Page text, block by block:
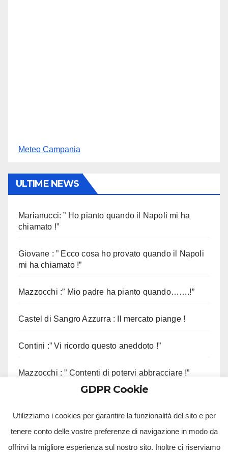
Meteo Campania
ULTIME NEWS
Marianucci: ” Ho pianto quando il Napoli mi ha
chiamato !”
Giovane : ” Ecco cosa ho provato quando il Napoli
mi ha chiamato !”
Mazzocchi :” Mio padre ha pianto quando…….!”
Castel di Sangro Azzurra : Il mercato piange !
Contini :” Vi ricordo questo aneddoto !”
Mazzocchi : ” Contenti di potervi abbracciare !”
GDPR Cookie
Utilizziamo i cookies per garantire la funzionalità del sito e per
tenere conto delle vostre preferenze di navigazione in modo da
offrirvi la migliore esperienza sul nostro sito. Inoltre ci riserviamo